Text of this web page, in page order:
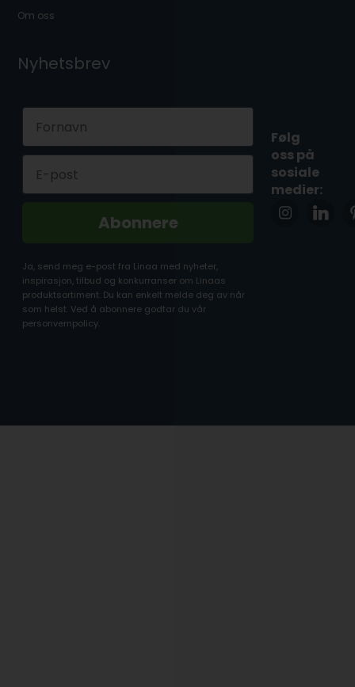
Om oss
Nyhetsbrev
Abonnere
Ja, send meg e-post fra Linaa med nyheter,
inspirasjon, tilbud og konkurranser om Linaas
produktsortiment. Du kan enkelt melde deg av når
som helst. Ved å abonnere godtar du vår
personvernpolicy.
Følg
oss på
sosiale
medier: